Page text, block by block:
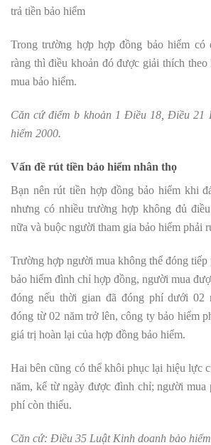
trả tiền bảo hiểm
Trong trường hợp hợp đồng bảo hiểm có
ràng thì điều khoản đó được giải thích
mua bảo hiểm.
Căn cứ điểm b khoản 1 Điều 18, Điều 21
hiểm 2000.
Vấn đề rút tiền bảo hiểm nhân thọ
Bạn nên rút tiền hợp đồng bảo hiểm khi
nhưng có nhiều trường hợp không đủ
nữa và buộc người tham gia bảo hiểm phải
Trường hợp người mua không thể đóng
bảo hiểm đình chỉ hợp đồng, người mua
đóng nếu thời gian đã đóng phí dưới 02
đóng từ 02 năm trở lên, công ty bảo hiểm
giá trị hoàn lại của hợp đồng bảo hiểm.
Hai bên cũng có thể khôi phục lại hiệu lực
năm, kể từ ngày được đình chỉ; người mua
phí còn thiếu.
Căn cứ: Điều 35 Luật Kinh doanh bảo